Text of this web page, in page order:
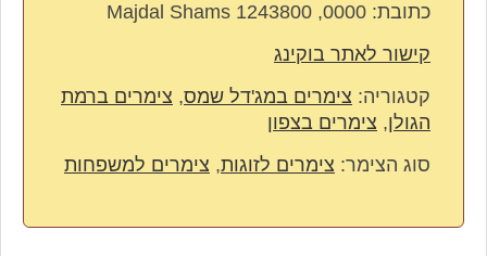
כתובת: 0000, Majdal Shams 1243800
קישור לאתר בוקינג
קטגוריה: צימרים במג'דל שמס, צימרים ברמת
הגולן, צימרים בצפון
סוג הצימר: צימרים לזוגות, צימרים למשפחות